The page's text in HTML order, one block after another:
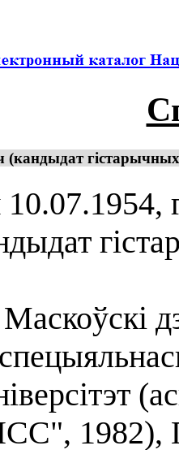
(кандыдат
1982),